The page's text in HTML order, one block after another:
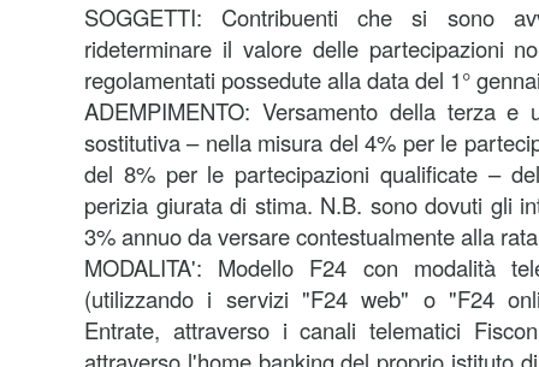
SOGGETTI: Contribuenti che si sono
rideterminare il valore delle partecipazioni
regolamentati possedute alla data del 1°
ADEMPIMENTO: Versamento della terza e
sostitutiva – nella misura del 4% per le
del 8% per le partecipazioni qualificate –
perizia giurata di stima. N.B. sono dovuti gli
3% annuo da versare contestualmente alla
MODALITA': Modello F24 con modalità
(utilizzando i servizi "F24 web" o "F24
Entrate, attraverso i canali telematici